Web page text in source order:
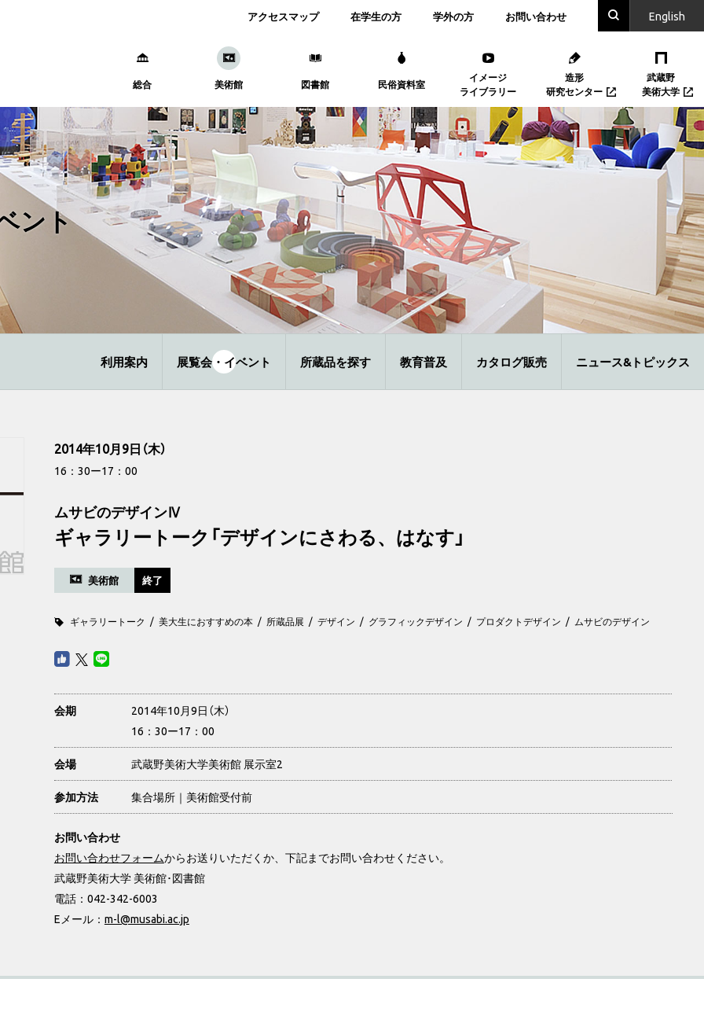
アクセスマップ 在学生の方 学外の方 お問い合わせ English
総合 美術館 図書館 民俗資料室
イメージ
ライブラリー
造形
研究センター
武蔵野
美術大学
ント
利用案内 展覧会・イベント 所蔵品を探す 教育普及 カタログ販売 ニュース&トピックス
2014年10月9日（木）
16：30ー17：00
ムサビのデザインⅣ
ギャラリートーク「デザインにさわる、はなす」
美術館 終了
ギャラリートーク 美大生におすすめの本 所蔵品展 デザイン グラフィックデザイン プロダクトデザイン ムサビのデザイン
会期
2014年10月9日（木）
16：30ー17：00
会場 武蔵野美術大学美術館 展示室2
参加方法 集合場所｜美術館受付前
お問い合わせ
お問い合わせフォームからお送りいただくか、下記までお問い合わせください。
武蔵野美術大学 美術館･図書館
電話：042-342-6003
Eメール： m-l@musabi.ac.jp